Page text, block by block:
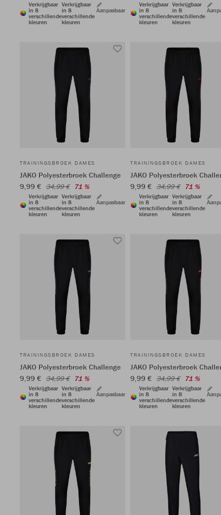
Verkrijgbaar
in 8
verschillende
kleuren
Verkrijgbaar
in 8
verschillende
kleuren
Aanpasbaar
Verkrijgbaar
in 8
verschillende
kleuren
Verkrijgbaar
in 8
verschillende
kleuren
TRAININGSBROEK DAMES
JAKO Polyesterbroek Challenge
9,99 € 34,99 € 71 %
Verkrijgbaar
in 8
verschillende
kleuren
Verkrijgbaar
in 8
verschillende
kleuren
Aanpasbaar
TRAININGSBROEK DAMES
JAKO Polyesterbroek
9,99 € 34,99 € 71 %
Verkrijgbaar
in 8
verschillende
kleuren
Verkrijgbaar
in 8
verschillende
kleuren
TRAININGSBROEK DAMES
JAKO Polyesterbroek Challenge
9,99 € 34,99 € 71 %
Verkrijgbaar
in 8
verschillende
kleuren
Verkrijgbaar
in 8
verschillende
kleuren
Aanpasbaar
TRAININGSBROEK DAMES
JAKO Polyesterbroek
9,99 € 34,99 € 71 %
Verkrijgbaar
in 8
verschillende
kleuren
Verkrijgbaar
in 8
verschillende
kleuren